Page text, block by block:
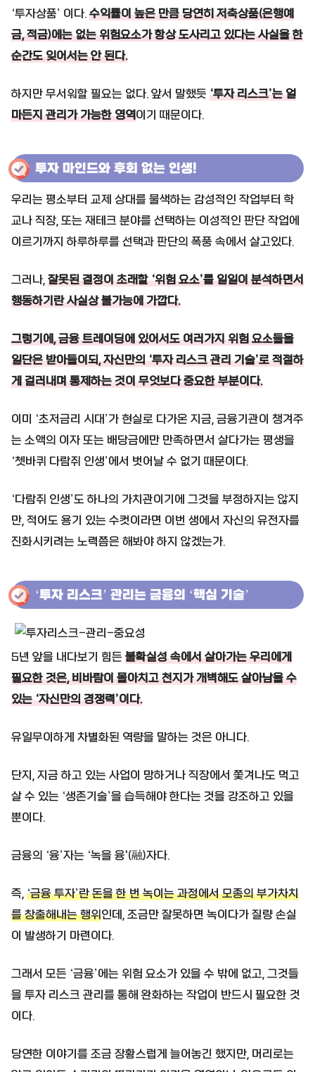
‘투자상품’ 이다. 수익률이 높은 만큼 당연히 저축상품(은행예
금, 적금)에는 없는 위험요소가 항상 도사리고 있다는 사실을 한
순간도 잊어서는 안 된다.
하지만 무서워할 필요는 없다. 앞서 말했듯 ‘투자 리스크’는 얼
마든지 관리가 가능한 영역 이기 때문이다.
투자 마인드와 후회 없는 인생!
우리는 평소부터 교제 상대를 물색하는 감성적인 작업부터 학
교나 직장, 또는 재테크 분야를 선택하는 이성적인 판단 작업에
이르기까지 하루하루를 선택과 판단의 폭풍 속에서 살고있다.
그러나, 잘못된 결정이 초래할 ‘위험 요소’를 일일이 분석하면서
행동하기란 사실상 불가능에 가깝다.
그렇기에, 금융 트레이딩에 있어서도 여러가지 위험 요소들을
일단은 받아들이되, 자신만의 ‘투자 리스크 관리 기술’로 적절하
게 걸러내며 통제하는 것이 무엇보다 중요한 부분이다.
이미 ‘초저금리 시대’가 현실로 다가온 지금, 금융기관이 챙겨주
는 소액의 이자 또는 배당금에만 만족하면서 살다가는 평생을
‘쳇바퀴 다람쥐 인생’에서 벗어날 수 없기 때문이다.
‘다람쥐 인생’도 하나의 가치관이기에 그것을 부정하지는 않지
만, 적어도 용기 있는 수컷이라면 이번 생에서 자신의 유전자를
진화시키려는 노력쯤은 해봐야 하지 않겠는가.
‘투자 리스크’ 관리는 금융의 ‘핵심 기술’
5년 앞을 내다보기 힘든 불확실성 속에서 살아가는 우리에게
필요한 것은, 비바람이 몰아치고 천지가 개벽해도 살아남을 수
있는 ‘자신만의 경쟁력’이다.
유일무이하게 차별화된 역량을 말하는 것은 아니다.
단지, 지금 하고 있는 사업이 망하거나 직장에서 쫓겨나도 먹고
살 수 있는 ‘생존기술’을 습득해야 한다는 것을 강조하고 있을
뿐이다.
금융의 ‘융’자는 ‘녹을 융'(融)자다.
즉, ‘금융 투자’란 돈을 한 번 녹이는 과정에서 모종의 부가차치
를 창출해내는 행위인데, 조금만 잘못하면 녹이다가 질량 손실
이 발생하기 마련이다.
그래서 모든 ‘금융’에는 위험 요소가 있을 수 밖에 없고, 그것들
을 투자 리스크 관리를 통해 완화하는 작업이 반드시 필요한 것
이다.
당연한 이야기를 조금 장황스럽게 늘어놓긴 했지만, 머리로는